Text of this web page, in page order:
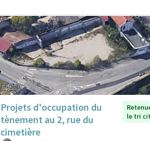
Projets d'occupation du
tènement au 2, rue du
cimetière
le tri